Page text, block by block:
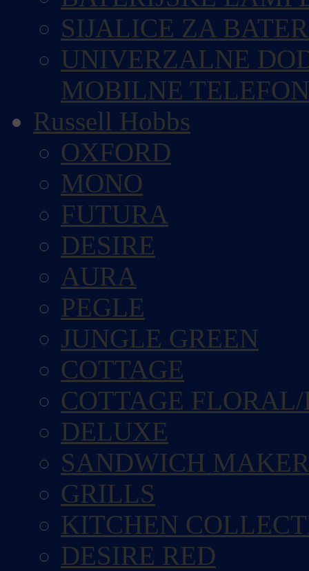
SIJALICE ZA
UNIVERZALNE
MOBILNE
Russell Hobbs
OXFORD
MONO
FUTURA
DESIRE
AURA
PEGLE
JUNGLE GREEN
COTTAGE
COTTAGE
DELUXE
SANDWICH MAKER
GRILLS
KITCHEN
DESIRE RED